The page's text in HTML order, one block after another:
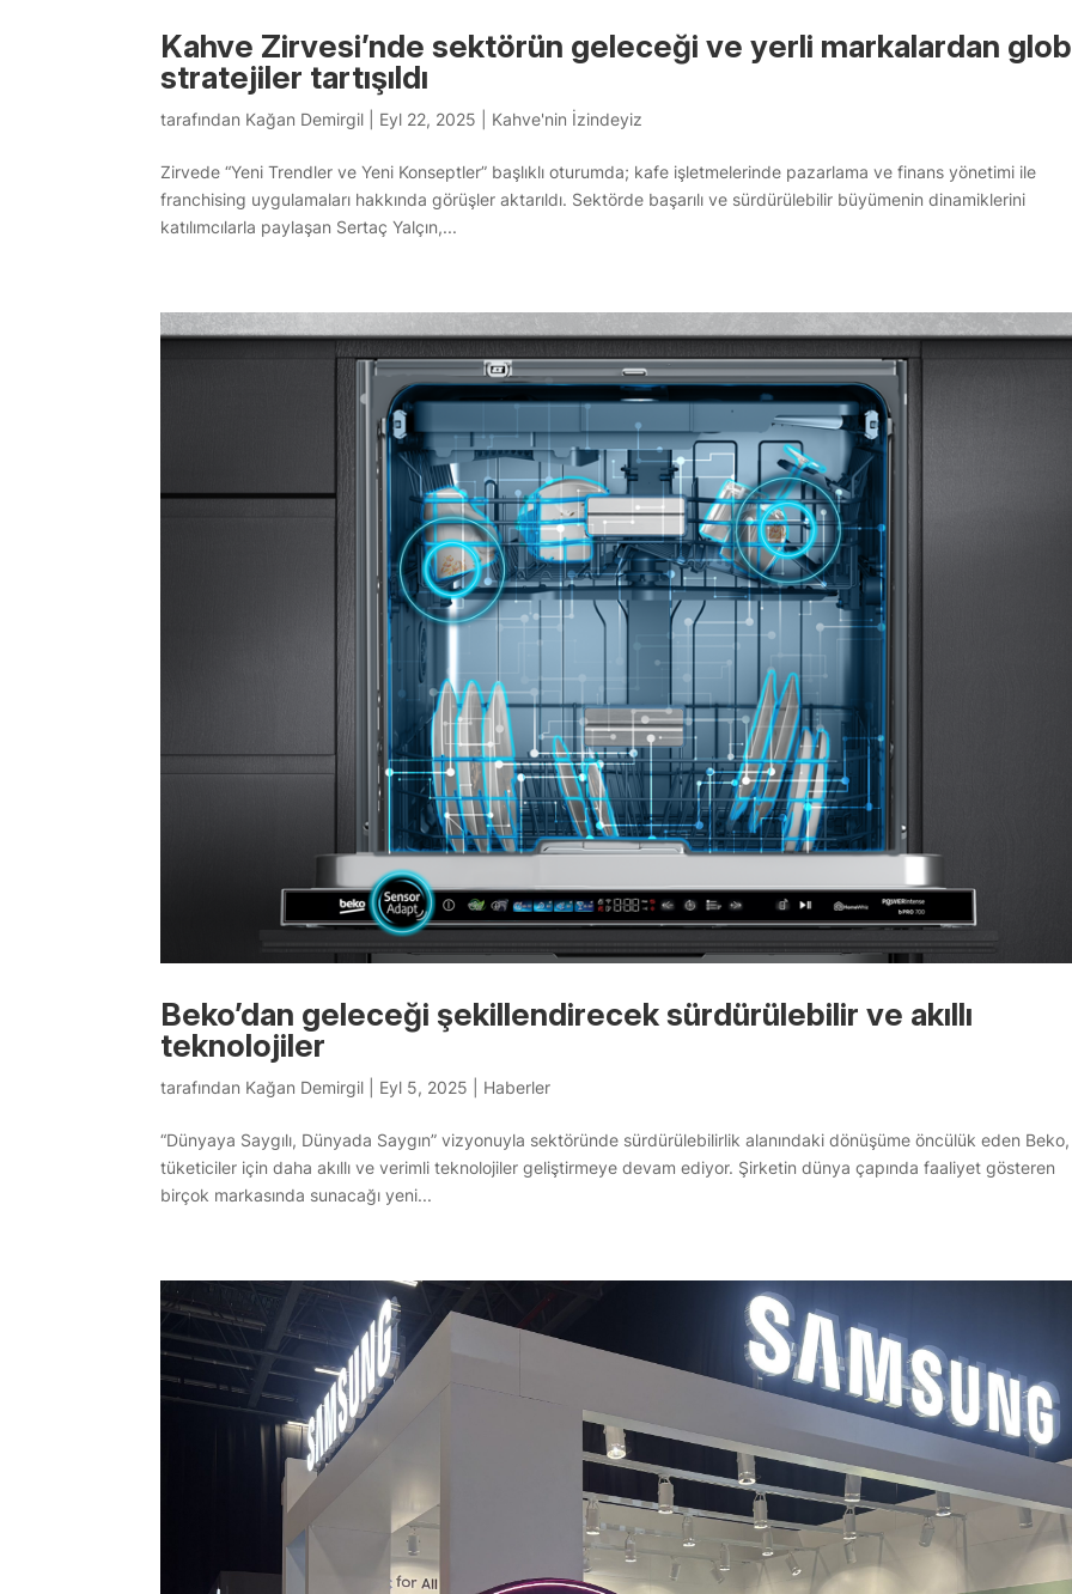
Kahve Zirvesi’nde sektörün geleceği ve yerli markalardan
stratejiler tartışıldı
tarafından Kağan Demirgil Eyl 22, 2025 Kahve'nin İzindeyiz
Zirvede “Yeni Trendler ve Yeni Konseptler” başlıklı oturumda; kafe işletmelerinde pazarlama ve finans yönetimi ile
franchising uygulamaları hakkında görüşler aktarıldı. Sektörde başarılı ve sürdürülebilir büyümenin dinamiklerini
katılımcılarla paylaşan Sertaç Yalçın,...
Beko’dan geleceği şekillendirecek sürdürülebilir ve akıllı
teknolojiler
tarafından Kağan Demirgil Eyl 5, 2025 Haberler
“Dünyaya Saygılı, Dünyada Saygın” vizyonuyla sektöründe sürdürülebilirlik alanındaki dönüşüme öncülük eden Beko,
tüketiciler için daha akıllı ve verimli teknolojiler geliştirmeye devam ediyor. Şirketin dünya çapında faaliyet gösteren
birçok markasında sunacağı yeni...